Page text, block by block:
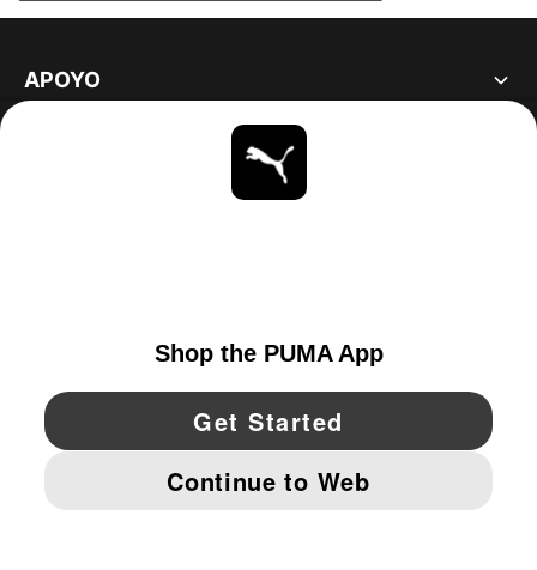
APOYO
YouTube Twitter Pinterest
IMPRINT AND LEGAL DATA